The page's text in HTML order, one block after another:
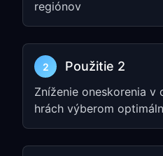
Krok 2:
nastavenia
Network
Pre PlayStation 5
regiónov
2 Použitie 2
Zníženie oneskorenia v
hrách výberom